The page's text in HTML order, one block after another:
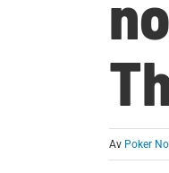
Av Poker No